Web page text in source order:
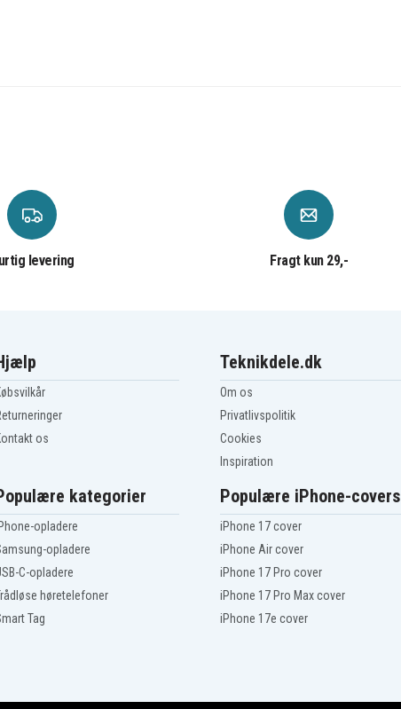
levering Fragt kun 29,-
os
Teknikdele.dk
Om os
Privatlivspolitik
Cookies
Inspiration
kategorier
opladere
opladere
C-opladere
høretelefoner
Tag
Populære iPhone-covers
iPhone 17 cover
iPhone Air cover
iPhone 17 Pro cover
iPhone 17 Pro Max cover
iPhone 17e cover